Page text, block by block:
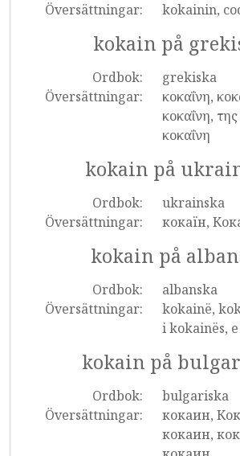
Översättningar:
kokainin,
kokain på
Ordbok:
grekiska
Översättningar:
κοκαΐνη,
κοκαΐνη,
κοκαΐνη
kokain på
Ordbok:
ukrainska
Översättningar:
кокаїн,
kokain på
Ordbok:
albanska
Översättningar:
kokainë,
i kokainës,
kokain på
Ordbok:
bulgariska
Översättningar:
кокаин,
кокаин,